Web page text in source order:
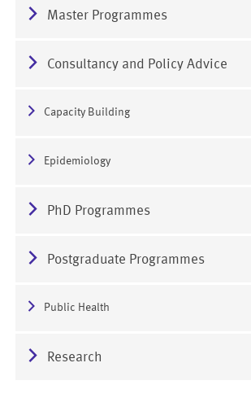
Master Programmes
Consultancy and Policy Advice
Capacity Building
Epidemiology
PhD Programmes
Postgraduate Programmes
Public Health
Research